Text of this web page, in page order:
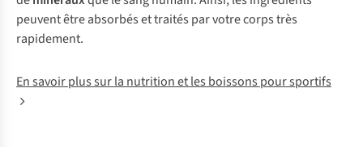
peuvent être absorbés et traités par votre corps très
rapidement.
En savoir plus sur la nutrition et les boissons pour sportifs